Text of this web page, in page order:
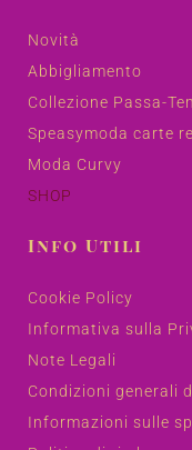
Novità
Abbigliamento
Collezione Passa-
Speasymoda carte
Moda Curvy
SHOP
Info Utili
Cookie Policy
Informativa sulla
Note Legali
Condizioni generali
Informazioni sulle